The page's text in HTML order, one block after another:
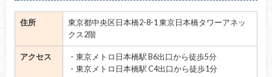
住所
東京都中央区日本橋2-8-1 東京日本橋タワーアネッ
クス2階
アクセス
・東京メトロ日本橋駅 B6出口から徒歩5分
・東京メトロ日本橋駅 C4出口から徒歩1分